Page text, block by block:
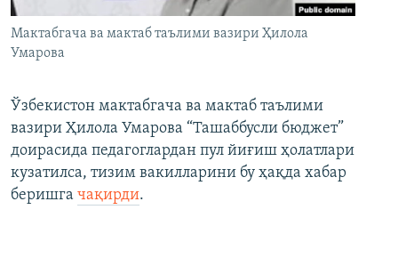
Мактабгача ва мактаб таълими вазири Ҳилола
Умарова
Ўзбекистон мактабгача ва мактаб таълими
вазири Ҳилола Умарова “Ташаббусли бюджет”
доирасида педагоглардан пул йиғиш ҳолатлари
кузатилса, тизим вакилларини бу ҳақда хабар
беришга чақирди.